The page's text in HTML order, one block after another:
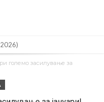
Торес
на Инстаграм откако Реал му
големо засилување за